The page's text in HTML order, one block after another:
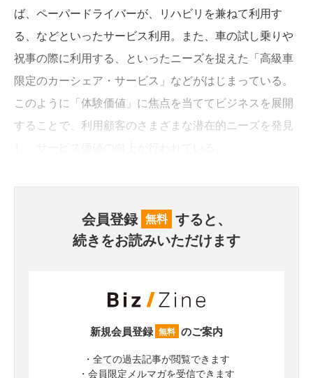
ば、ペーパードライバーが、リハビリを兼ねて利用す
る、などといったサービス利用。また、車の試し乗りや
祝事の際に利用する、といったニーズを捉えた「高級車
限定のカーシェア・サービス」などがはじまっている。
このように「体験価値」に焦点を当ててビジネスを展開
することで、利用顧客のさまざまな潜在的ニーズを発見
会員登録 無料 すると、
続きをお読みいただけます
新規会員登録 無料 のご案内
・全ての過去記事が閲覧できます
・会員限定メルマガを受信できます